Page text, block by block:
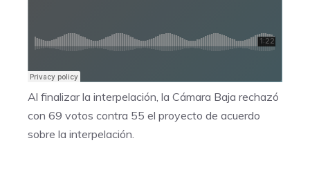
Al finalizar la interpelación, la Cámara Baja rechazó
con 69 votos contra 55 el proyecto de acuerdo
sobre la interpelación.